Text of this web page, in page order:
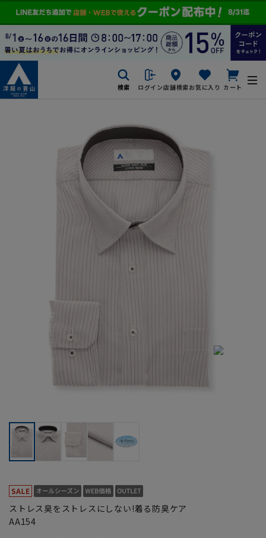
検索 ログイン店舗検索お気に入り カート
ストレス臭をストレスにしない!着る防臭ケア
AA154